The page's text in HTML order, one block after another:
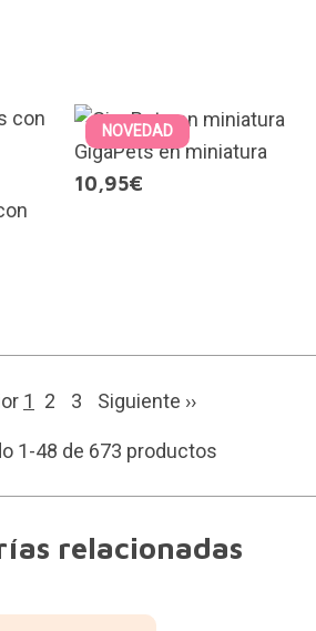
NOVEDAD
GigaPets en miniatura
10,95€
1 2 3 Siguiente ››
1-48 de 673 productos
relacionadas